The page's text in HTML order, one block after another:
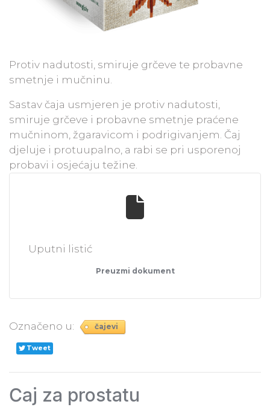
Protiv nadutosti, smiruje grčeve te probavne
smetnje i mučninu.
Sastav čaja usmjeren je protiv nadutosti,
smiruje grčeve i probavne smetnje praćene
mučninom, žgaravicom i podrigivanjem. Čaj
djeluje i protuupalno, a rabi se pri usporenoj
probavi i osjećaju težine.
Uputni listić
Preuzmi dokument
Označeno u: čajevi
Tweet
Čaj za prostatu